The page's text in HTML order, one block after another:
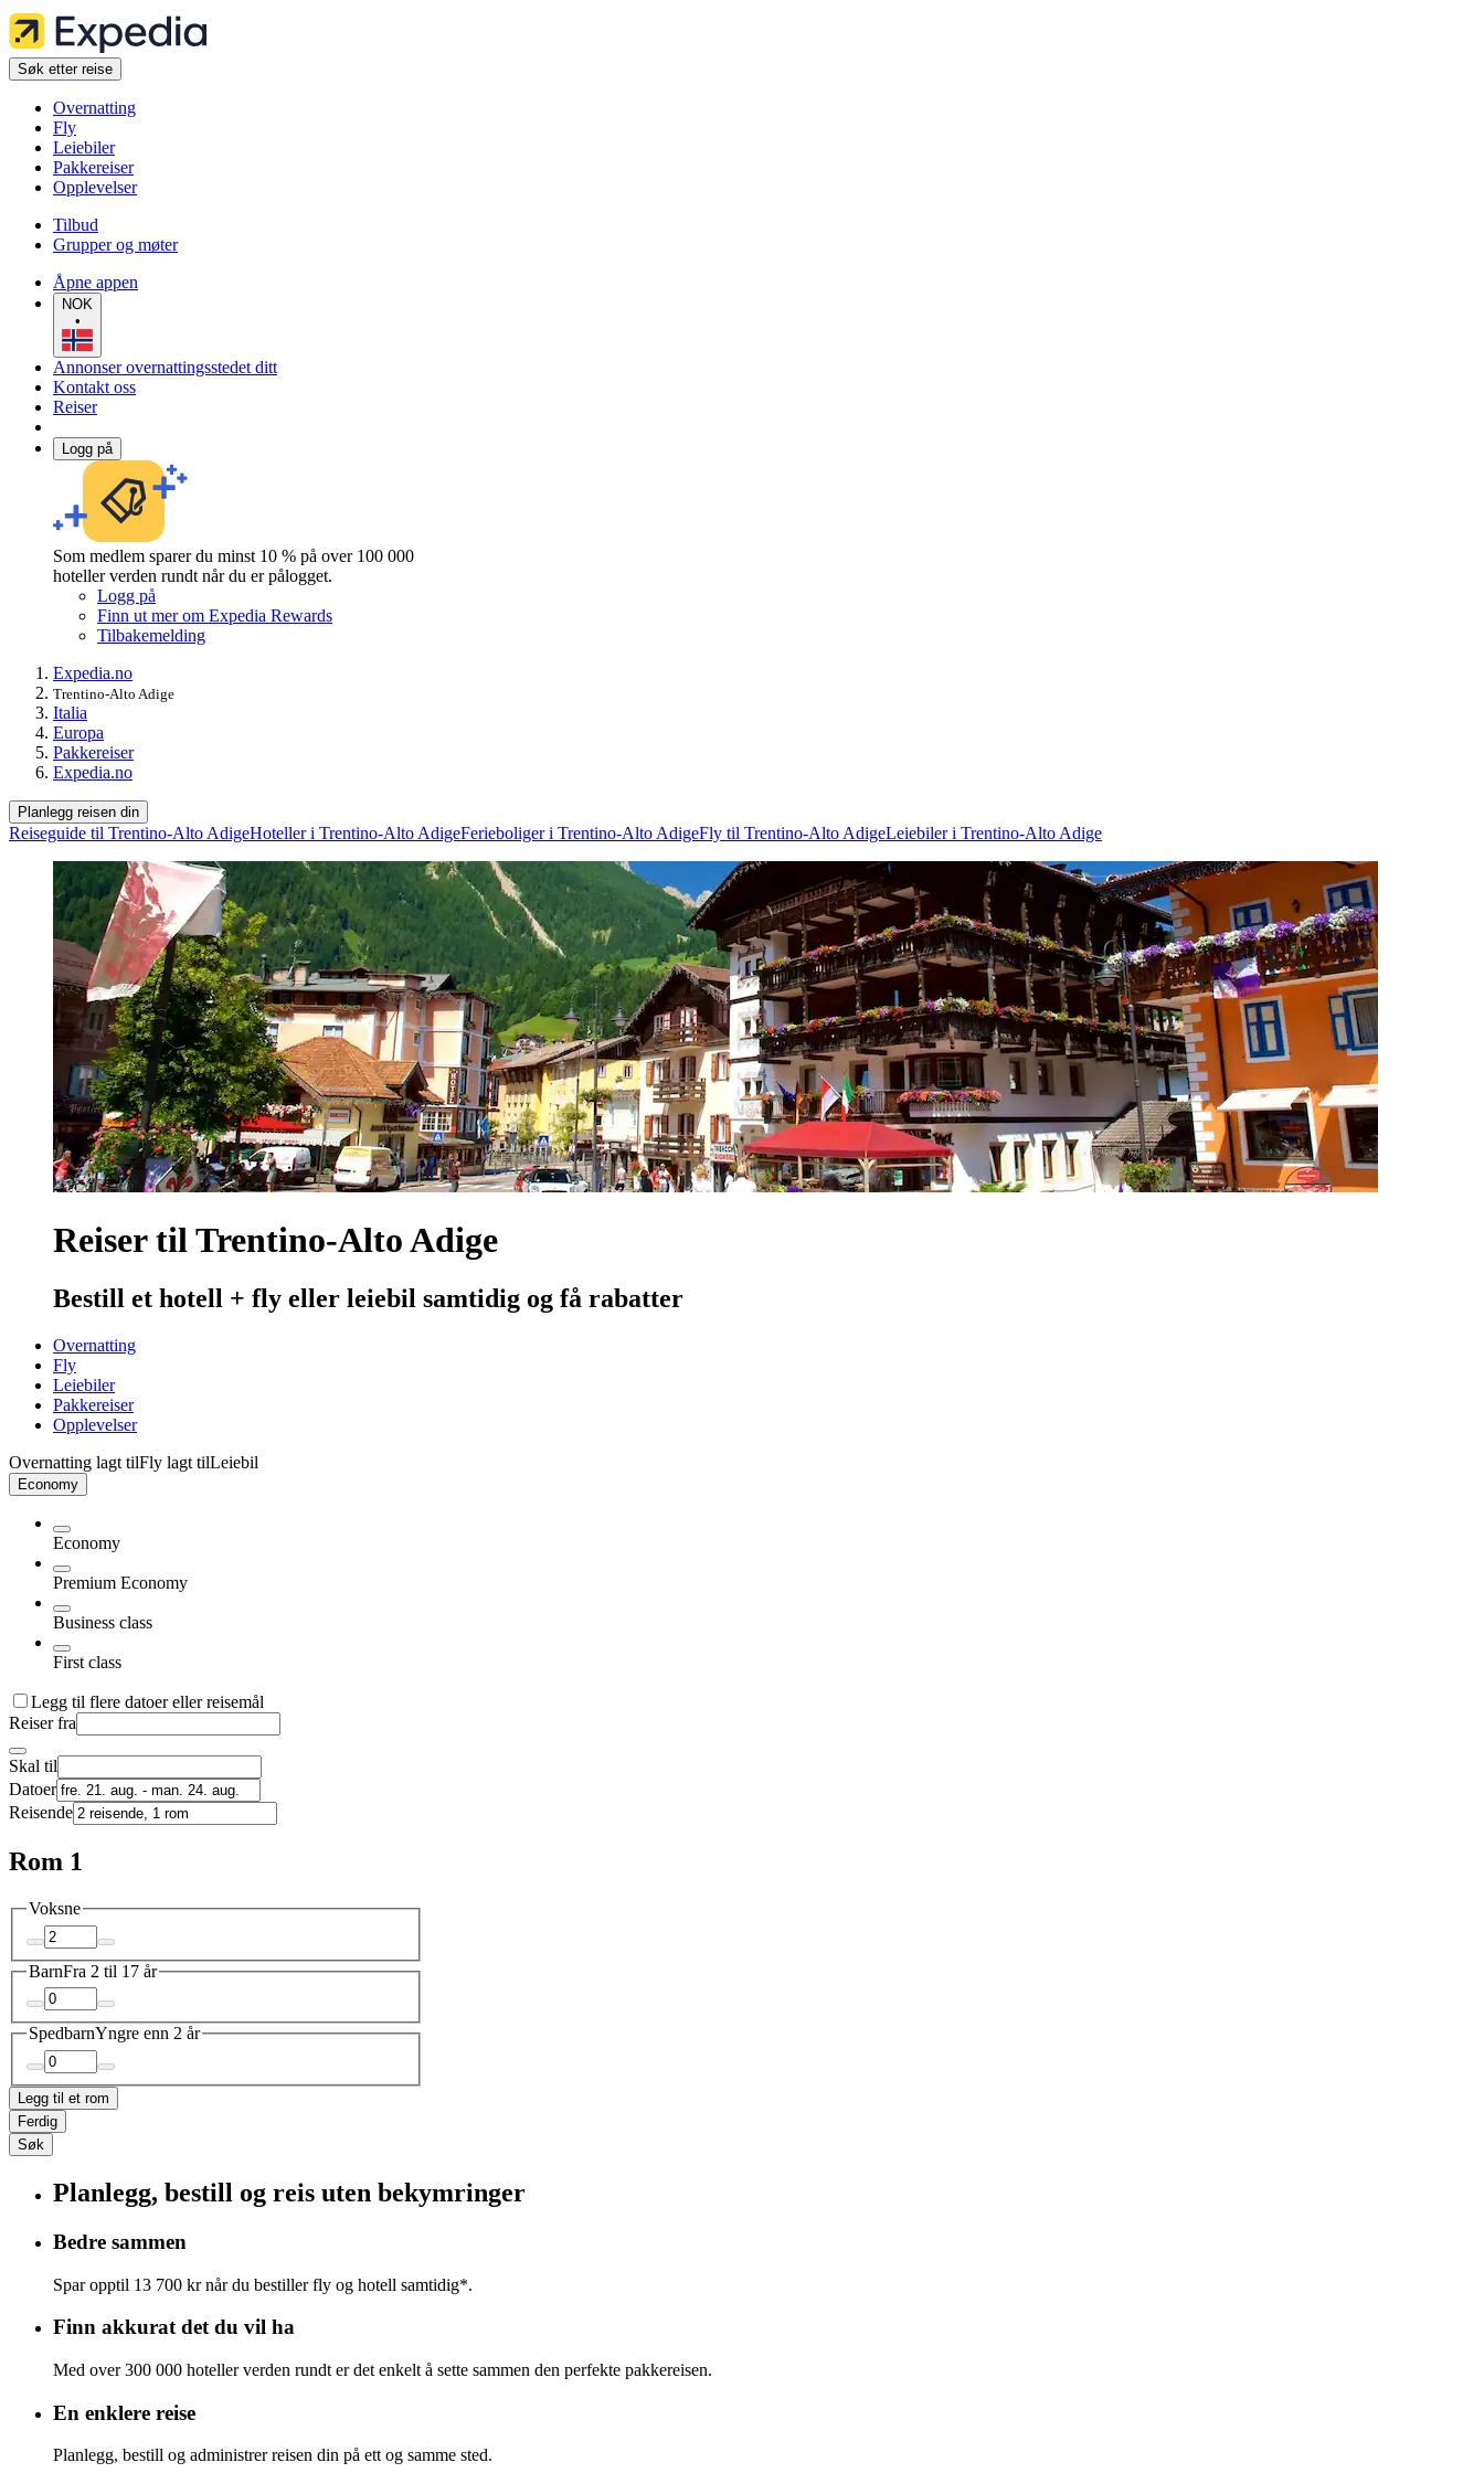
Søk etter reise
Overnatting
Fly
Leiebiler
Pakkereiser
Opplevelser
Tilbud
Grupper og møter
Åpne appen
NOK
•
Annonser overnattingsstedet ditt
Kontakt oss
Reiser
Logg på
Som medlem sparer du minst 10 % på over 100 000
hoteller verden rundt når du er pålogget.
Logg på
Finn ut mer om Expedia Rewards
Tilbakemelding
Expedia.no
Trentino-Alto Adige
Italia
Europa
Pakkereiser
Expedia.no
Planlegg reisen din
Reiseguide til Trentino-Alto AdigeHoteller i Trentino-Alto AdigeFerieboliger i Trentino-Alto AdigeFly til Trentino-Alto AdigeLeiebiler i Trentino-Alto Adige
Reiser til Trentino-Alto Adige
Bestill et hotell + fly eller leiebil samtidig og få rabatter
Overnatting
Fly
Leiebiler
Pakkereiser
Opplevelser
Overnatting lagt tilFly lagt tilLeiebil
Economy
Economy
Premium Economy
Business class
First class
Legg til flere datoer eller reisemål
Reiser fra
Skal til
Datoer
Reisende
Rom 1
Voksne
BarnFra 2 til 17 år
SpedbarnYngre enn 2 år
Legg til et rom
Ferdig
Søk
Planlegg, bestill og reis uten bekymringer
Bedre sammen
Spar opptil 13 700 kr når du bestiller fly og hotell samtidig*.
Finn akkurat det du vil ha
Med over 300 000 hoteller verden rundt er det enkelt å sette sammen den perfekte pakkereisen.
En enklere reise
Planlegg, bestill og administrer reisen din på ett og samme sted.